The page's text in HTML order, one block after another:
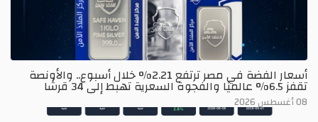
أسعار الفضة في مصر ترتفع 2.21% خلال أسبوع.. والأونصة
تقفز 6.5% عالميًا والفجوة السعرية تهبط إلى 34 قرشًا
08 أغسطس 2026